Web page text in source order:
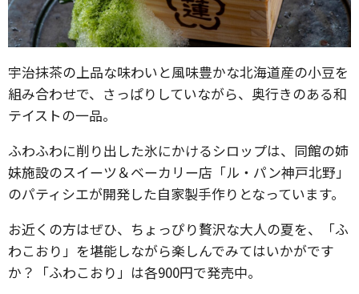
宇治抹茶の上品な味わいと風味豊かな北海道産の小豆を
組み合わせで、さっぱりしていながら、奥行きのある和
テイストの一品。
ふわふわに削り出した氷にかけるシロップは、同館の姉
妹施設のスイーツ＆ベーカリー店「ル・パン神戸北野」
のパティシエが開発した自家製手作りとなっています。
お近くの方はぜひ、ちょっぴり贅沢な大人の夏を、「ふ
わこおり」を堪能しながら楽しんでみてはいかがです
か？「ふわこおり」は各900円で発売中。